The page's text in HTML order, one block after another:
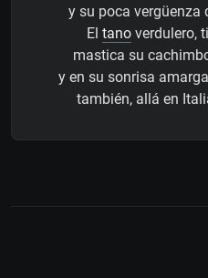
y su poca vergüenza
El tano verdulero,
mastica su
y en su sonrisa
también, allá en